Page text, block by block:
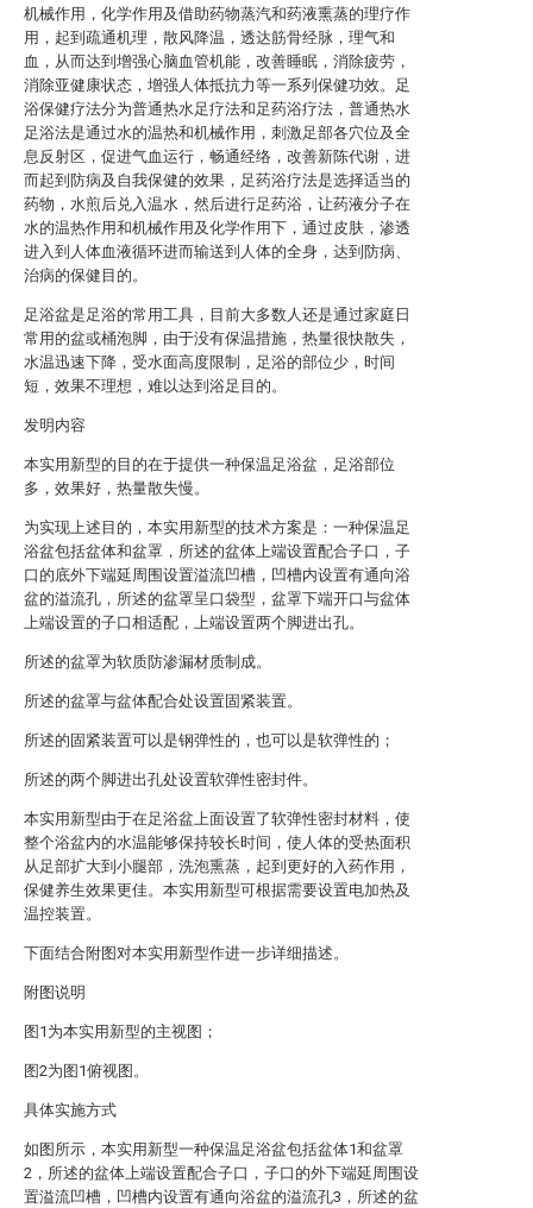
机械作用，化学作用及借助药物蒸汽和药液熏蒸的理疗作
用，起到疏通机理，散风降温，透达筋骨经脉，理气和
血，从而达到增强心脑血管机能，改善睡眠，消除疲劳，
消除亚健康状态，增强人体抵抗力等一系列保健功效。足
浴保健疗法分为普通热水足疗法和足药浴疗法，普通热水
足浴法是通过水的温热和机械作用，刺激足部各穴位及全
息反射区，促进气血运行，畅通经络，改善新陈代谢，进
而起到防病及自我保健的效果，足药浴疗法是选择适当的
药物，水煎后兑入温水，然后进行足药浴，让药液分子在
水的温热作用和机械作用及化学作用下，通过皮肤，渗透
进入到人体血液循环进而输送到人体的全身，达到防病、
治病的保健目的。
足浴盆是足浴的常用工具，目前大多数人还是通过家庭日
常用的盆或桶泡脚，由于没有保温措施，热量很快散失，
水温迅速下降，受水面高度限制，足浴的部位少，时间
短，效果不理想，难以达到浴足目的。
发明内容
本实用新型的目的在于提供一种保温足浴盆，足浴部位
多，效果好，热量散失慢。
为实现上述目的，本实用新型的技术方案是：一种保温足
浴盆包括盆体和盆罩，所述的盆体上端设置配合子口，子
口的底外下端延周围设置溢流凹槽，凹槽内设置有通向浴
盆的溢流孔，所述的盆罩呈口袋型，盆罩下端开口与盆体
上端设置的子口相适配，上端设置两个脚进出孔。
所述的盆罩为软质防渗漏材质制成。
所述的盆罩与盆体配合处设置固紧装置。
所述的固紧装置可以是钢弹性的，也可以是软弹性的；
所述的两个脚进出孔处设置软弹性密封件。
本实用新型由于在足浴盆上面设置了软弹性密封材料，使
整个浴盆内的水温能够保持较长时间，使人体的受热面积
从足部扩大到小腿部，洗泡熏蒸，起到更好的入药作用，
保健养生效果更佳。本实用新型可根据需要设置电加热及
温控装置。
下面结合附图对本实用新型作进一步详细描述。
附图说明
图1为本实用新型的主视图；
图2为图1俯视图。
具体实施方式
如图所示，本实用新型一种保温足浴盆包括盆体1和盆罩
2，所述的盆体上端设置配合子口，子口的外下端延周围设
置溢流凹槽，凹槽内设置有通向浴盆的溢流孔3，所述的盆